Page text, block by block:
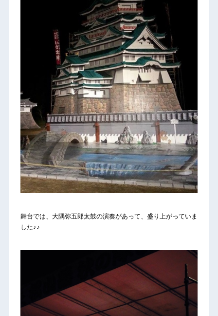
舞台では、大隅弥五郎太鼓の演奏があって、盛り上がっていま
した♪♪